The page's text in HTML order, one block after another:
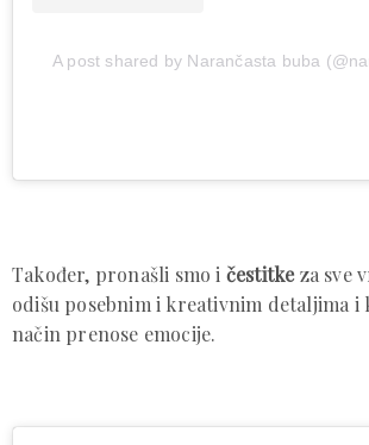
A post shared by Narančasta buba
Također, pronašli smo i čestitkeza sve
odišu posebnim i kreativnim detaljima i
način prenose emocije.